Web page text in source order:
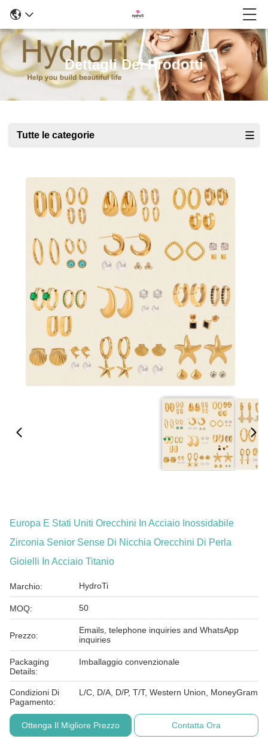
Dettagli Dei Prodotti
Tutte le categorie
Europa E Stati Uniti Orecchini In Acciaio Inossidabile
Zirconia Senior Sense Di Nicchia Orecchini Di Perla
Gioielli In Acciaio Titanio
Marchio: HydroTi
MOQ: 50
Prezzo:
Emails, telephone inquiries and WhatsApp
inquiries
Packaging
Details:
Imballaggio convenzionale
Condizioni Di
Pagamento:
L/C, D/A, D/P, T/T, Western Union, MoneyGram
Ottenga Il Migliore Prezzo Contatta Ora